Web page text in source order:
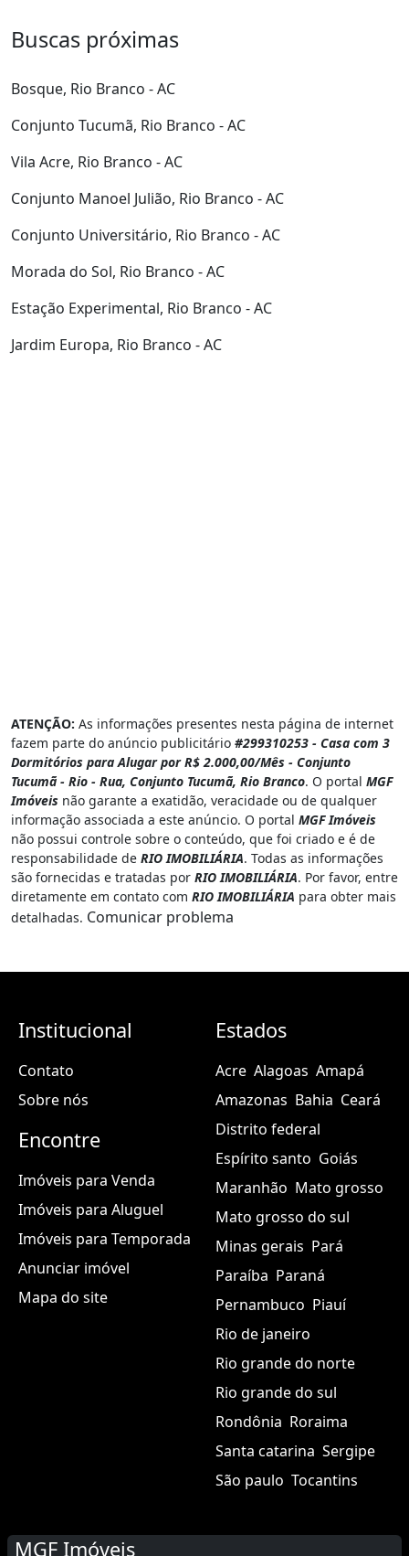
Buscas próximas
Bosque, Rio Branco - AC
Conjunto Tucumã, Rio Branco - AC
Vila Acre, Rio Branco - AC
Conjunto Manoel Julião, Rio Branco - AC
Conjunto Universitário, Rio Branco - AC
Morada do Sol, Rio Branco - AC
Estação Experimental, Rio Branco - AC
Jardim Europa, Rio Branco - AC
ATENÇÃO: As informações presentes nesta página de internet
fazem parte do anúncio publicitário #299310253 - Casa com 3
Dormitórios para Alugar por R$ 2.000,00/Mês - Conjunto
Tucumã - Rio - Rua, Conjunto Tucumã, Rio Branco. O portal MGF
Imóveis não garante a exatidão, veracidade ou de qualquer
informação associada a este anúncio. O portal MGF Imóveis
não possui controle sobre o conteúdo, que foi criado e é de
responsabilidade de RIO IMOBILIÁRIA. Todas as informações
são fornecidas e tratadas por RIO IMOBILIÁRIA. Por favor, entre
diretamente em contato com RIO IMOBILIÁRIA para obter mais
detalhadas. Comunicar problema
Institucional
Contato
Sobre nós
Encontre
Imóveis para Venda
Imóveis para Aluguel
Imóveis para Temporada
Anunciar imóvel
Mapa do site
Estados
Acre Alagoas Amapá
Amazonas Bahia Ceará
Distrito federal
Espírito santo Goiás
Maranhão Mato grosso
Mato grosso do sul
Minas gerais Pará
Paraíba Paraná
Pernambuco Piauí
Rio de janeiro
Rio grande do norte
Rio grande do sul
Rondônia Roraima
Santa catarina Sergipe
São paulo Tocantins
MGF Imóveis